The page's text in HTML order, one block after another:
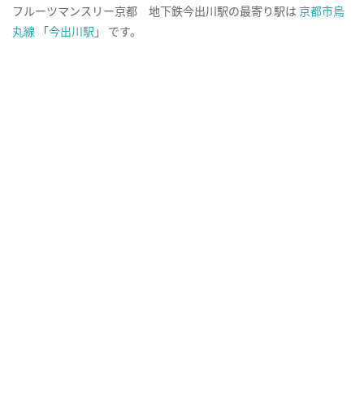
フルーツマンスリー京都 地下鉄今出川駅の最寄り駅は 京都市烏
丸線 「今出川駅 」 です。